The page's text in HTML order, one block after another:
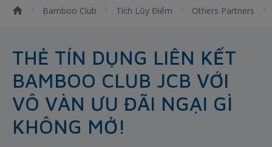
Bamboo Club Tích Lũy Điểm Others Partners
THẺ TÍN DỤNG LIÊN KẾT
BAMBOO CLUB JCB VỚI
VÔ VÀN ƯU ĐÃI NGẠI GÌ
KHÔNG MỞ!